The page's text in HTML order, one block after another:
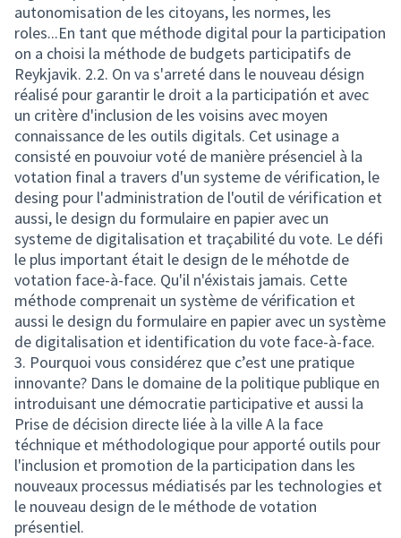
autonomisation de les citoyans, les normes, les
roles...En tant que méthode digital pour la participation
on a choisi la méthode de budgets participatifs de
Reykjavik. 2.2. On va s'arreté dans le nouveau désign
réalisé pour garantir le droit a la participatión et avec
un critère d'inclusion de les voisins avec moyen
connaissance de les outils digitals. Cet usinage a
consisté en pouvoiur voté de manière présenciel à la
votation final a travers d'un systeme de vérification, le
desing pour l'administration de l'outil de vérification et
aussi, le design du formulaire en papier avec un
systeme de digitalisation et traçabilité du vote. Le défi
le plus important était le design de le méhotde de
votation face-à-face. Qu'il n'éxistais jamais. Cette
méthode comprenait un système de vérification et
aussi le design du formulaire en papier avec un système
de digitalisation et identification du vote face-à-face.
3. Pourquoi vous considérez que c’est une pratique
innovante? Dans le domaine de la politique publique en
introduisant une démocratie participative et aussi la
Prise de décision directe liée à la ville A la face
téchnique et méthodologique pour apporté outils pour
l'inclusion et promotion de la participation dans les
nouveaux processus médiatisés par les technologies et
le nouveau design de le méthode de votation
présentiel.